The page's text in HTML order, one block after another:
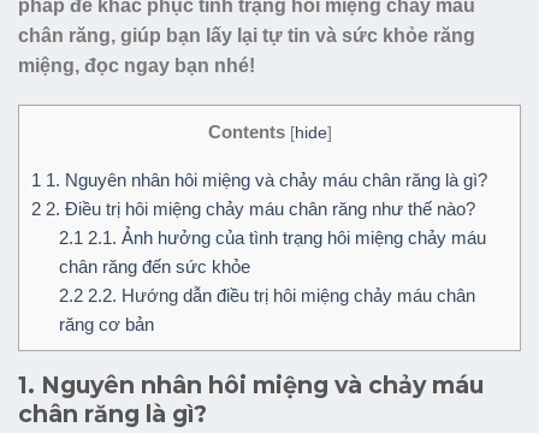
pháp để khắc phục tình trạng hôi miệng chảy máu
chân răng, giúp bạn lấy lại tự tin và sức khỏe răng
miệng, đọc ngay bạn nhé!
Contents [hide]
1 1. Nguyên nhân hôi miệng và chảy máu chân răng là gì?
2 2. Điều trị hôi miệng chảy máu chân răng như thế nào?
2.1 2.1. Ảnh hưởng của tình trạng hôi miệng chảy máu
chân răng đến sức khỏe
2.22.2. Hướng dẫn điều trị hôi miệng chảy máu chân
răng cơ bản
1. Nguyên nhân hôi miệng và chảy máu
chân răng là gì?